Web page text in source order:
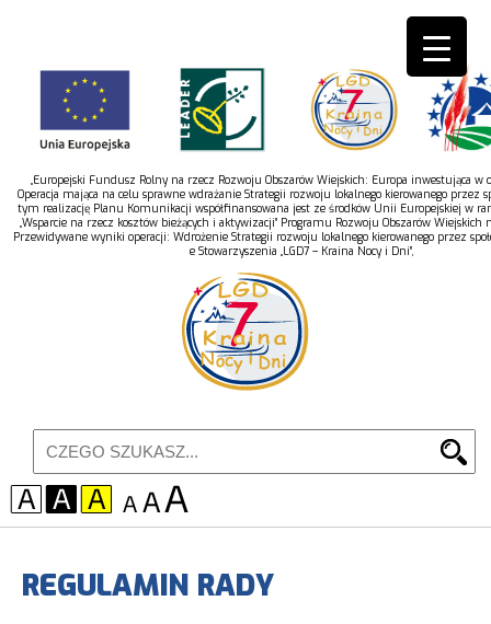
„Europejski Fundusz Rolny na rzecz Rozwoju Obszarów Wiejskich: Europa inwestująca w
Operacja mająca na celu sprawne wdrażanie Strategii rozwoju lokalnego kierowanego przez
tym realizację Planu Komunikacji współfinansowana jest ze środków Unii Europejskiej w
„Wsparcie na rzecz kosztów bieżących i aktywizacji” Programu Rozwoju Obszarów Wiejskich
Przewidywane wyniki operacji: Wdrożenie Strategii rozwoju lokalnego kierowanego przez
e Stowarzyszenia „LGD7 – Kraina Nocy i Dni”,
REGULAMIN RADY